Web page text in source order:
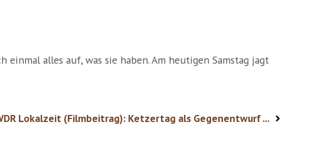
alles auf, was sie haben. Am heutigen Samstag jagt
Lokalzeit (Filmbeitrag): Ketzertag als Gegenentwurf ...